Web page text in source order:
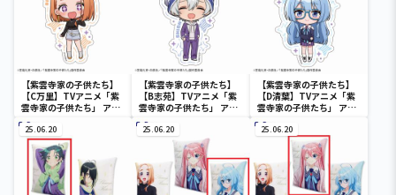
【紫雲寺家の子供たち】
【C万里】TVアニメ「紫
雲寺家の子供たち」 アク
【紫雲寺家の子供たち】
【B志苑】TVアニメ「紫
雲寺家の子供たち」 アク
【紫雲寺家の子供たち】
【D清葉】TVアニメ「紫
雲寺家の子供たち」 アク
25.06.20 25.06.20 25.06.20